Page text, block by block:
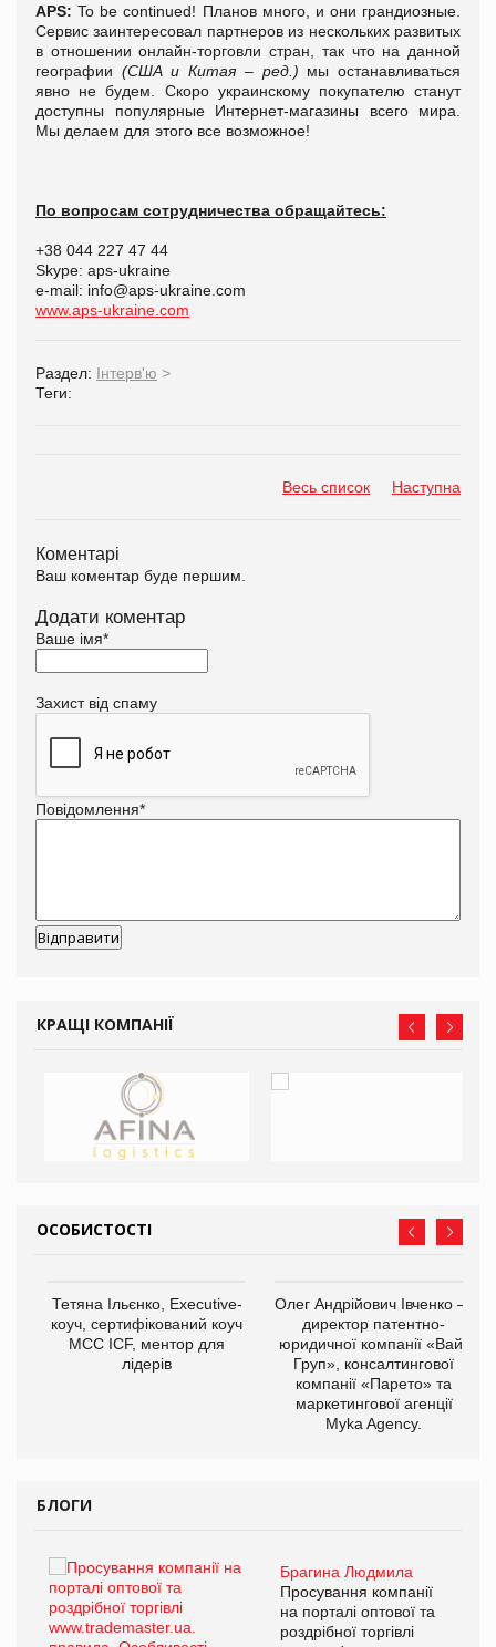
APS: To be continued! Планов много, и они грандиозные.
Сервис заинтересовал партнеров из нескольких развитых
в отношении онлайн-торговли стран, так что на данной
географии (США и Китая – ред.) мы останавливаться
явно не будем. Скоро украинскому покупателю станут
доступны популярные Интернет-магазины всего мира.
Мы делаем для этого все возможное!
По вопросам сотрудничества обращайтесь:
+38 044 227 47 44
Skype: aps-ukraine
e-mail: info@aps-ukraine.com
www.aps-ukraine.com
Раздел: Інтерв'ю >
Теги:
Весь список Наступна
Коментарі
Ваш коментар буде першим.
Додати коментар
Ваше імя*
Захист від спаму
Повідомлення*
КРАЩІ КОМПАНІЇ
ОСОБИСТОСТІ
Тетяна Ільєнко, Executive-
коуч, сертифікований коуч
МСС ICF, ментор для
лідерів
Олег Андрійович Івченко —
директор патентно-
юридичної компанії «Вайз
Груп», консалтингової
компанії «Парето» та
маркетингової агенції
Myka Agency.
БЛОГИ
Брагина Людмила
Просування компанії
на порталі оптової та
роздрібної торгівлі